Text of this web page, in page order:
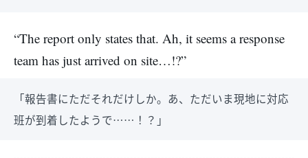
“The report only states that. Ah, it seems a response
team has just arrived on site…!?”
「報告書にただそれだけしか。あ、ただいま現地に対応
班が到着したようで……！？」